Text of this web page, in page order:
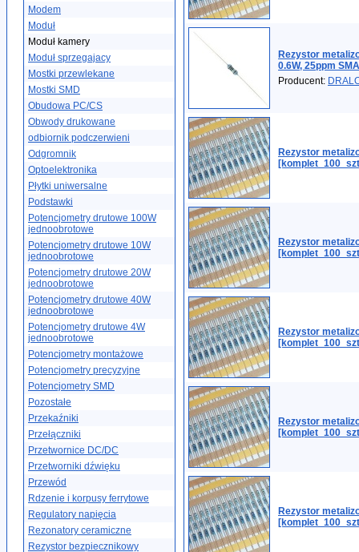
Modem
Moduł
Moduł kamery
Moduł sprzegajacy
Mostki przewlekane
Mostki SMD
Obudowa PC/CS
Obwody drukowane
odbiornik podczerwieni
Odgromnik
Optoelektronika
Płytki uniwersalne
Podstawki
Potencjometry drutowe 100W
jednoobrotowe
Potencjometry drutowe 10W
jednoobrotowe
Potencjometry drutowe 20W
jednoobrotowe
Potencjometry drutowe 40W
jednoobrotowe
Potencjometry drutowe 4W
jednoobrotowe
Potencjometry montażowe
Potencjometry precyzyjne
Potencjometry SMD
Pozostałe
Przekaźniki
Przełączniki
Przetwornice DC/DC
Przetworniki dźwięku
Przewód
Rdzenie i korpusy ferrytowe
Regulatory napięcia
Rezonatory ceramiczne
Rezystor bezpiecznikowy
Rezystor
0.6W, 25ppm
Producent:
Rezystor
Rezystor
Rezystor
Rezystor
Rezystor